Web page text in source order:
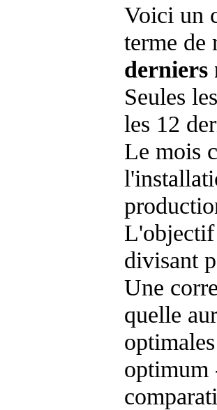
Voici un
terme de
derniers
Seules
les 12
Le mois
L'objectif
divisant
Une
quelle
optimum